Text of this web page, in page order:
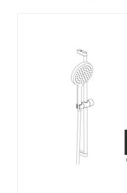
Душ, Товар, 00-
00-01187359
Максимальная цена